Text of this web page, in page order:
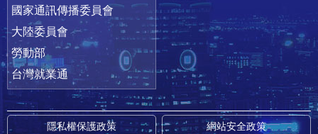
國家通訊傳播委員會
大陸委員會
勞動部
台灣就業通
隱私權保護政策 網站安全政策